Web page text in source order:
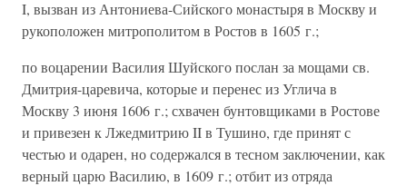
I, вызван из Антониева-Сийского монастыря в Москву и
рукоположен митрополитом в Ростов в 1605 г.;
по воцарении Василия Шуйского послан за мощами св.
Дмитрия-царевича, которые и перенес из Углича в
Москву 3 июня 1606 г.; схвачен бунтовщиками в Ростове
и привезен к Лжедмитрию II в Тушино, где принят с
честью и одарен, но содержался в тесном заключении, как
верный царю Василию, в 1609 г.; отбит из отряда